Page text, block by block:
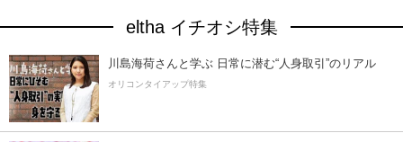
eltha イチオシ特集
川島海荷さんと学ぶ 日常に潜む“人身取引”のリアル
オリコンタイアップ特集